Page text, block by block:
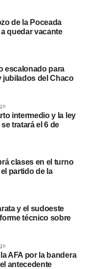
de la Poceada
quedar vacante
escalonado para
jubilados del Chaco
intermedio y la ley
tratará el 6 de
clases en el turno
partido de la
y el sudoeste
técnico sobre
AFA por la bandera
antecedente